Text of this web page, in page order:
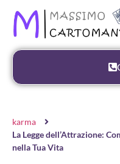
karma
La Legge dell’Attrazione:
nella Tua Vita